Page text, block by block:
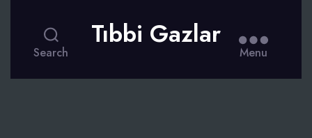
Search
Tıbbi Gazlar
Menu